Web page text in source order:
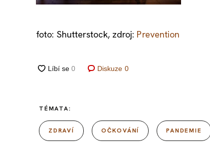
foto: Shutterstock, zdroj: Prevention
Diskuze 0
TÉMATA:
ZDRAVÍ OČKOVÁNÍ PANDEMIE